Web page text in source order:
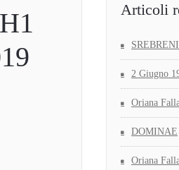
Articoli
2 Giugno
Oriana
DOMINAE
Oriana